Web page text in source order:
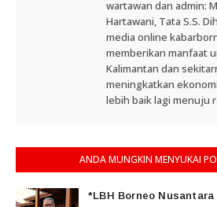
wartawan dan admin:
Hartawani, Tata S.S.
media online
memberikan manfaat
Kalimantan dan
meningkatkan
lebih baik lagi menuju
ANDA MUNGKIN MENYUKAI
*LBH Borneo